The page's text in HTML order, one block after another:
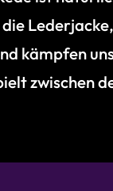
kämpfen
zwischen